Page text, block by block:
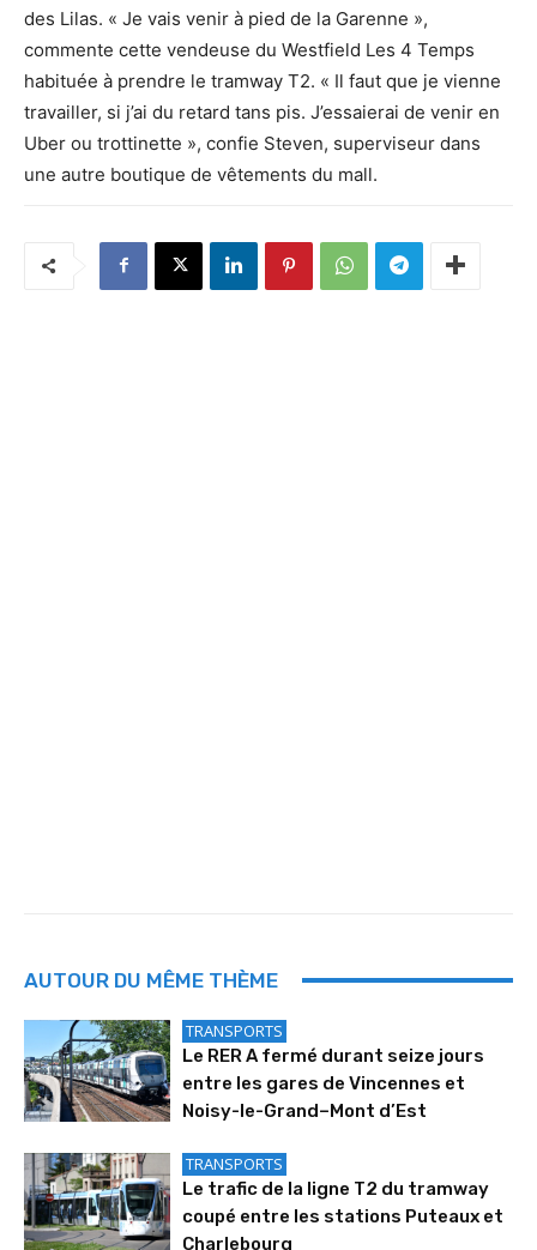
des Lilas. « Je vais venir à pied de la Garenne »,
commente cette vendeuse du Westfield Les 4 Temps
habituée à prendre le tramway T2. « Il faut que je vienne
travailler, si j’ai du retard tans pis. J’essaierai de venir en
Uber ou trottinette », confie Steven, superviseur dans
une autre boutique de vêtements du mall.
AUTOUR DU MÊME THÈME
TRANSPORTS
Le RER A fermé durant seize jours
entre les gares de Vincennes et
Noisy-le-Grand–Mont d’Est
TRANSPORTS
Le trafic de la ligne T2 du tramway
coupé entre les stations Puteaux et
Charlebourg